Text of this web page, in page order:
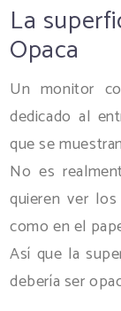
La
Opaca
Un monitor
dedicado al
que se
No es
quieren ver
como en el
Así que la
debería ser